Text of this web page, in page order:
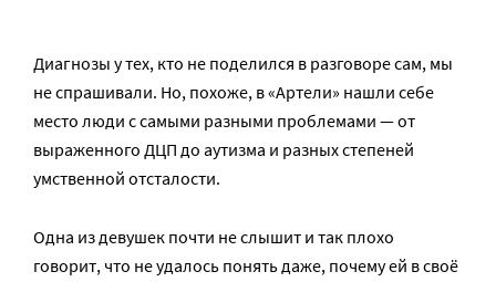
Диагнозы у тех, кто не поделился в разговоре сам, мы
не спрашивали. Но, похоже, в «Артели» нашли себе
место люди с самыми разными проблемами — от
выраженного ДЦП до аутизма и разных степеней
умственной отсталости.
Одна из девушек почти не слышит и так плохо
говорит, что не удалось понять даже, почему ей в своё